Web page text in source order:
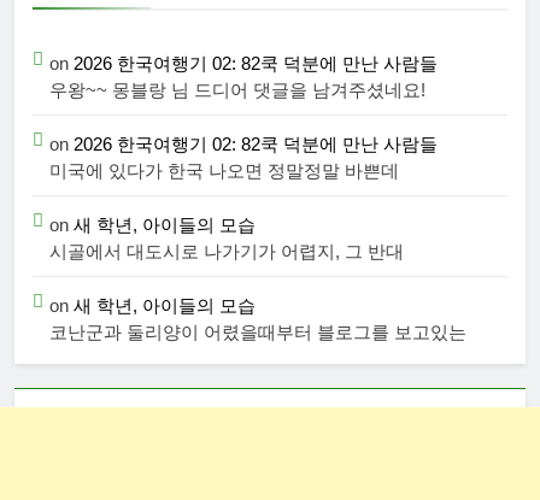
on 2026 한국여행기 02: 82쿡 덕분에 만난 사람들
우왕~~ 몽블랑 님 드디어 댓글을 남겨주셨네요!
on 2026 한국여행기 02: 82쿡 덕분에 만난 사람들
미국에 있다가 한국 나오면 정말정말 바쁜데
on 새 학년, 아이들의 모습
시골에서 대도시로 나가기가 어렵지, 그 반대
on 새 학년, 아이들의 모습
코난군과 둘리양이 어렸을때부터 블로그를 보고있는